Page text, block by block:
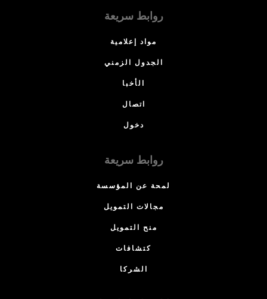
روابط سريعة
مواد إعلامية
الجدول الزمني
الأخبا
اتصال
دخول
روابط سريعة
لمحة عن المؤسسة
مجالات التمويل
منح التمويل
كتشافات
الشركا